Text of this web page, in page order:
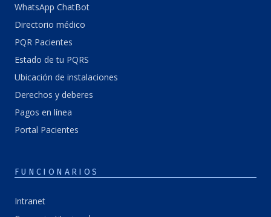
WhatsApp ChatBot
Directorio médico
PQR Pacientes
Estado de tu PQRS
Ubicación de instalaciones
Derechos y deberes
Pagos en línea
Portal Pacientes
FUNCIONARIOS
Intranet